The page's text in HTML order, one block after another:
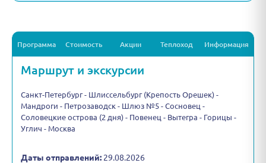
Программа Стоимость Акции Теплоход Информация
Маршрут и экскурсии
Санкт-Петербург - Шлиссельбург (Крепость Орешек) -
Мандроги - Петрозаводск - Шлюз №5 - Сосновец -
Соловецкие острова (2 дня) - Повенец - Вытегра - Горицы -
Углич - Москва
Даты отправлений: 29.08.2026